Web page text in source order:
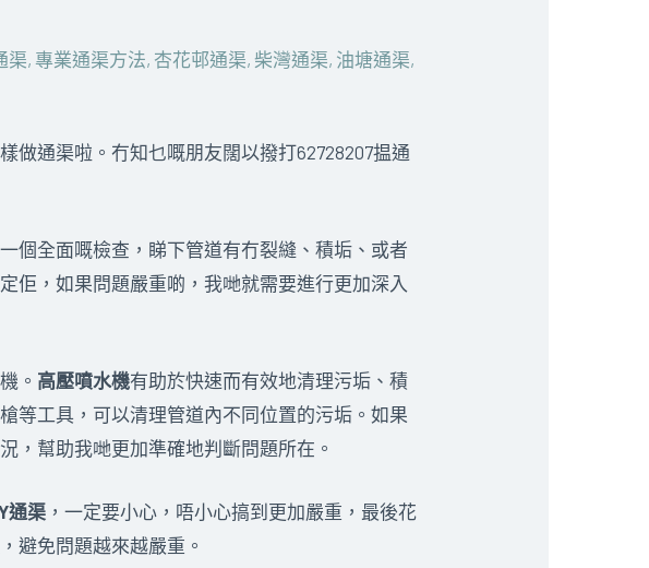
渠,專業通渠方法, 杏花邨通渠,柴灣通渠, 油塘通渠,
做通渠啦。冇知乜嘅朋友闊以撥打62728207揾通
個全面嘅檢查，睇下管道有冇裂縫、積垢、或者
佢，如果問題嚴重啲，我哋就需要進行更加深入
。 高壓噴水機有助於快速而有效地清理污垢、積
等工具，可以清理管道內不同位置的污垢。如果
，幫助我哋更加準確地判斷問題所在。
通渠 ，一定要小心，唔小心搞到更加嚴重，最後花
避免問題越來越嚴重。